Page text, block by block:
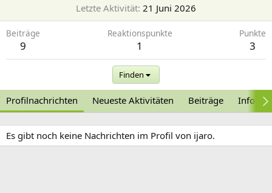
Letzte Aktivität 21 Juni 2026
Beiträge
9
Reaktionspunkte
1
Punkte
3
Finden
Profilnachrichten Neueste Aktivitäten Beiträge
Es gibt noch keine Nachrichten im Profil von ijaro.